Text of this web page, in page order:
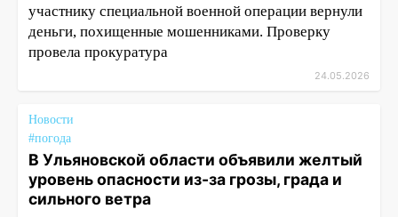
участнику специальной военной операции вернули
деньги, похищенные мошенниками. Проверку
провела прокуратура
24.05.2026
Новости
#погода
В Ульяновской области объявили желтый
уровень опасности из-за грозы, града и
сильного ветра